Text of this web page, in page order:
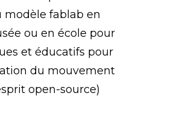
modèle fablab en
ou en école pour
et éducatifs pour
du mouvement
open-source)